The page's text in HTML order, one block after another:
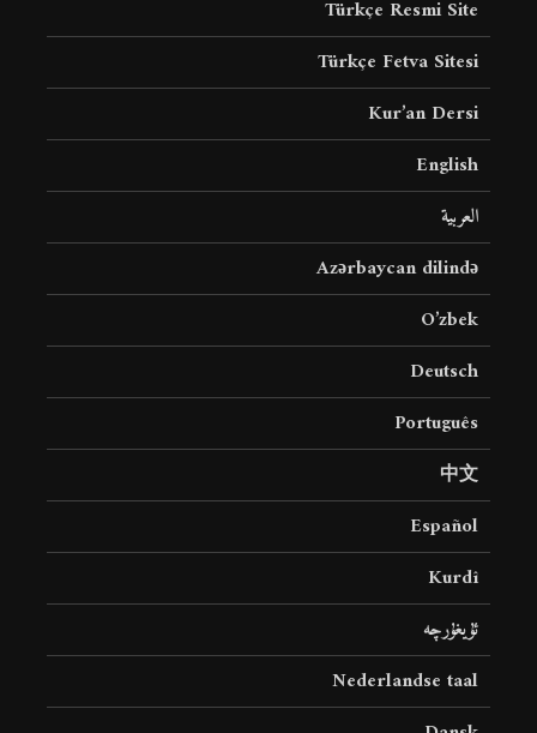
Türkçe Resmi Site
Türkçe Fetva Sitesi
Kur’an Dersi
English
العربية
Azərbaycan dilində
O’zbek
Deutsch
Português
中文
Español
Kurdî
ئۇيغۇرچە
Nederlandse taal